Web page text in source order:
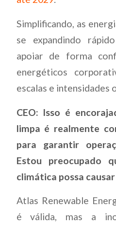
Simplificando, as
se expandindo
apoiar de forma
energéticos
escalas e intensidades
CEO: Isso é
limpa é realmente
para garantir
Estou preocupado
climática possa
Atlas Renewable
é válida, mas a